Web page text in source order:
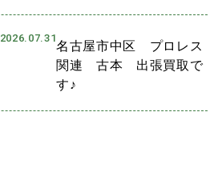
2026.07.31
名古屋市中区 プロレス
関連 古本 出張買取で
す♪